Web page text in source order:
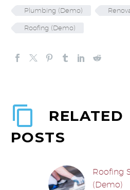
Plumbing (Demo)
Roofing (Demo)
RELATED
POSTS
Roofing
(Demo)